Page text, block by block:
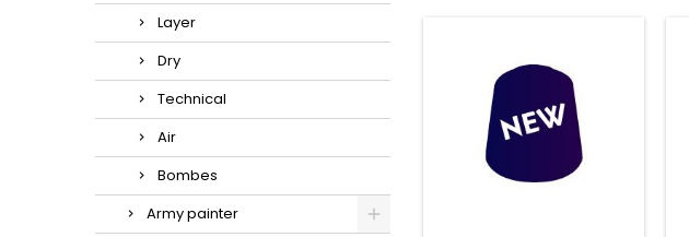
Layer
Dry
Technical
Air
Bombes
Army painter